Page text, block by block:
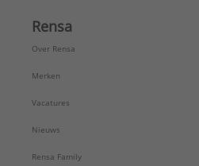
Rensa
Over Rensa
Merken
Vacatures
Nieuws
Rensa Family